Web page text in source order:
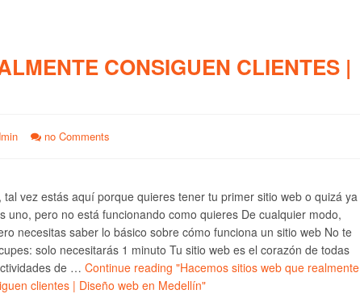
CONSIGUEN CLIENTES |
no Comments
tal vez estás aquí porque quieres tener tu primer sitio web o quizá ya
uno, pero no está funcionando como quieres De cualquier modo,
necesitas saber lo básico sobre cómo funciona un sitio web No te
solo necesitarás 1 minuto Tu sitio web es el corazón de todas
de … Continue reading "Hacemos sitios web que realmente
clientes | Diseño web en Medellín"